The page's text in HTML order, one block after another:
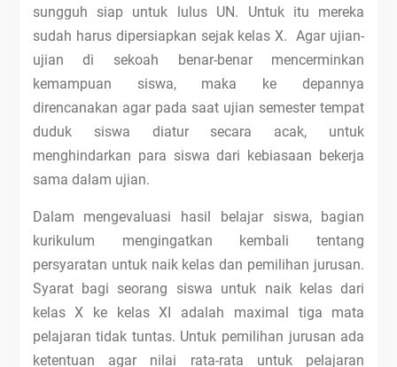
sungguh siap untuk lulus UN. Untuk itu mereka
sudah harus dipersiapkan sejak kelas X. Agar ujian-
ujian di sekoah benar-benar mencerminkan
kemampuan siswa, maka ke depannya
direncanakan agar pada saat ujian semester tempat
duduk siswa diatur secara acak, untuk
menghindarkan para siswa dari kebiasaan bekerja
sama dalam ujian.
Dalam mengevaluasi hasil belajar siswa, bagian
kurikulum mengingatkan kembali tentang
persyaratan untuk naik kelas dan pemilihan jurusan.
Syarat bagi seorang siswa untuk naik kelas dari
kelas X ke kelas XI adalah maximal tiga mata
pelajaran tidak tuntas. Untuk pemilihan jurusan ada
ketentuan agar nilai rata-rata untuk pelajaran